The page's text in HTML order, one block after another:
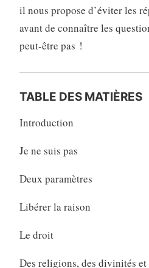
il nous propose d’éviter les
avant de connaître les
peut-être pas !
TABLE DES MATIÈRES
Introduction
Je ne suis pas
Deux paramètres
Libérer la raison
Le droit
Des religions, des divinités et